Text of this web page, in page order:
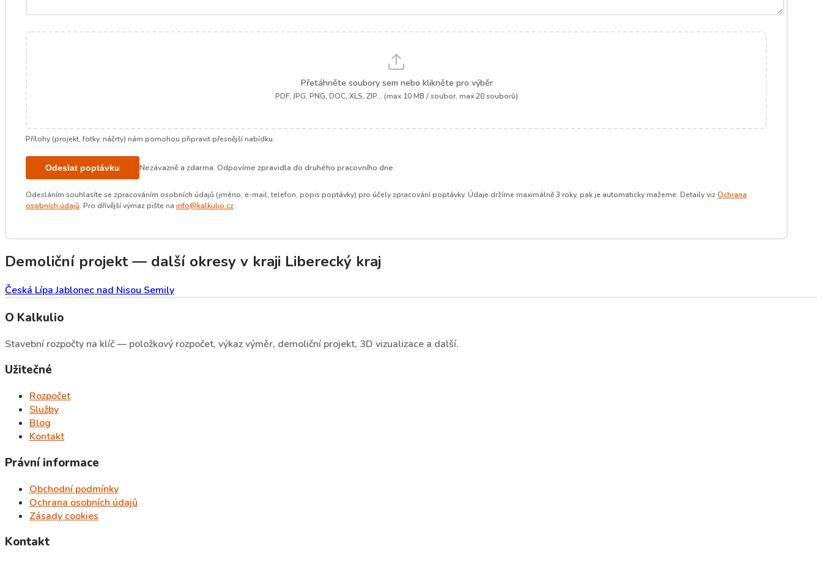
Přetáhněte soubory sem nebo klikněte pro výběr
PDF, JPG, PNG, DOC, XLS, ZIP... (max 10 MB / soubor, max 20 souborů)
Přílohy (projekt, fotky, náčrty) nám pomohou připravit přesnější nabídku.
Odeslat poptávku Nezávazně a zdarma. Odpovíme zpravidla do druhého pracovního dne.
Odesláním souhlasíte se zpracováním osobních údajů (jméno, e-mail, telefon, popis poptávky) pro účely zpracování poptávky. Údaje držíme maximálně 3 roky, pak je automaticky mažeme. Detaily vizOchrana
osobních údajů. Pro dřívější výmaz pište na info@kalkulio.cz .
Demoliční projekt — další okresy v kraji Liberecký kraj
Česká LípaJablonec nad Nisou Semily
O Kalkulio
Stavební rozpočty na klíč — položkový rozpočet, výkaz výměr, demoliční projekt, 3D vizualizace a další.
Užitečné
Rozpočet
Služby
Blog
Kontakt
Právní informace
Obchodní podmínky
Ochrana osobních údajů
Zásady cookies
Kontakt